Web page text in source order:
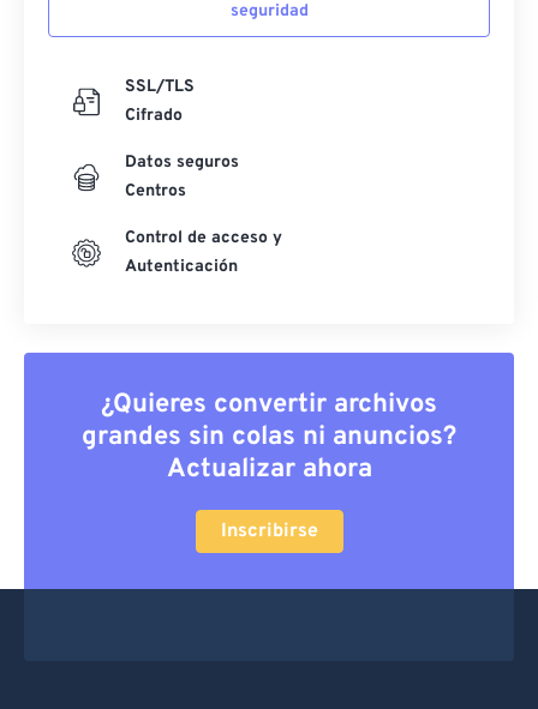
seguridad
SSL/TLS
Cifrado
Datos seguros
Centros
Control de acceso y
Autenticación
¿Quieres convertir archivos
grandes sin colas ni anuncios?
Actualizar ahora
Inscribirse